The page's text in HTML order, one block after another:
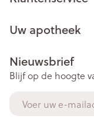
Uw apotheek
Nieuwsbrief
Blijf op de hoogte